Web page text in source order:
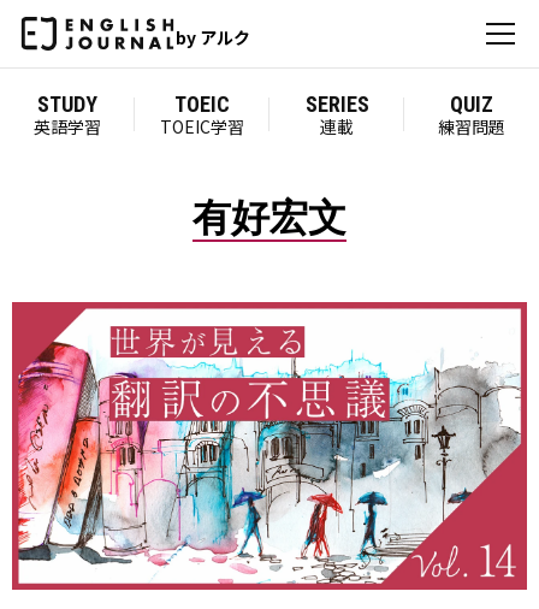
by アルク
STUDY
英語学習
TOEIC
TOEIC学習
SERIES
連載
QUIZ
練習問題
有好宏文